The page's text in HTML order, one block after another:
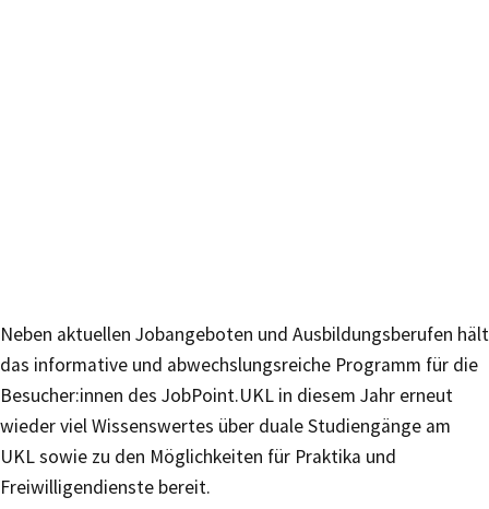
Neben aktuellen Jobangeboten und Ausbildungsberufen hält
das informative und abwechslungsreiche Programm für die
Besucher:innen des JobPoint.UKL in diesem Jahr erneut
wieder viel Wissenswertes über duale Studiengänge am
UKL sowie zu den Möglichkeiten für Praktika und
Freiwilligendienste bereit.